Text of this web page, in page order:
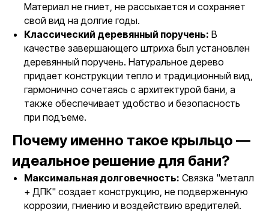
Материал не гниет, не рассыхается и сохраняет
свой вид на долгие годы.
Классический деревянный поручень: В
качестве завершающего штриха был установлен
деревянный поручень. Натуральное дерево
придает конструкции тепло и традиционный вид,
гармонично сочетаясь с архитектурой бани, а
также обеспечивает удобство и безопасность
при подъеме.
Почему именно такое крыльцо —
идеальное решение для бани?
Максимальная долговечность: Связка "металл
+ ДПК" создает конструкцию, не подверженную
коррозии, гниению и воздействию вредителей.